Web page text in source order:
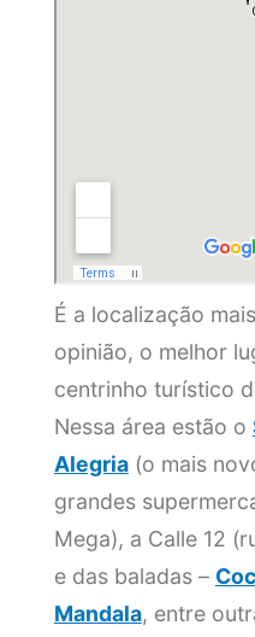
É a localização
opinião, o melhor
centrinho turístico
Nessa área estão o
Alegria(o mais
grandes
Mega), a Calle 12
e das baladas –
Mandala, entre